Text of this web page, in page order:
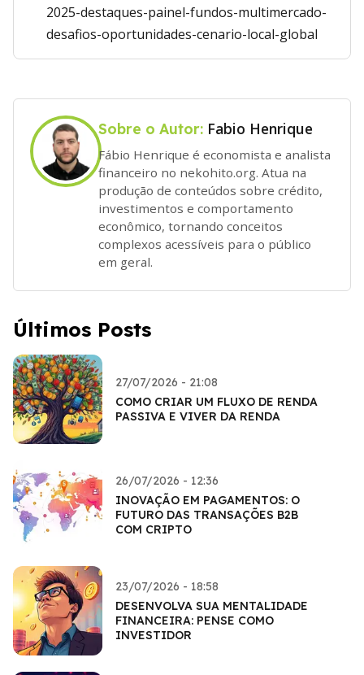
2025-destaques-painel-fundos-multimercado-
desafios-oportunidades-cenario-local-global
Sobre o Autor: Fabio Henrique
Fábio Henrique é economista e analista
financeiro no nekohito.org. Atua na
produção de conteúdos sobre crédito,
investimentos e comportamento
econômico, tornando conceitos
complexos acessíveis para o público
em geral.
Últimos Posts
27/07/2026 - 21:08
COMO CRIAR UM FLUXO DE RENDA
PASSIVA E VIVER DA RENDA
26/07/2026 - 12:36
INOVAÇÃO EM PAGAMENTOS: O
FUTURO DAS TRANSAÇÕES B2B
COM CRIPTO
23/07/2026 - 18:58
DESENVOLVA SUA MENTALIDADE
FINANCEIRA: PENSE COMO
INVESTIDOR